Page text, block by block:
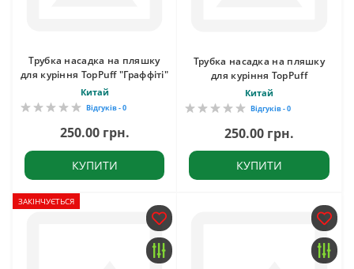
Трубка насадка на пляшку
для куріння TopPuff "Граффіті"
Китай
Відгуків - 0
250.00 грн.
КУПИТИ
Трубка насадка на пляшку
для куріння TopPuff
Китай
Відгуків - 0
250.00 грн.
КУПИТИ
ЗАКІНЧУЄТЬСЯ